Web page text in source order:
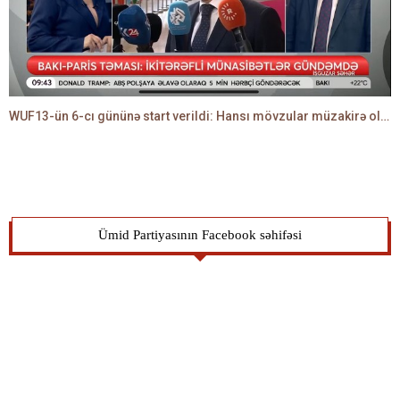
WUF13-ün 6-cı gününə start verildi: Hansı mövzular müzakirə olunacaq? -TALEH ƏLİYEV danışır
Ümid Partiyasının Facebook səhifəsi